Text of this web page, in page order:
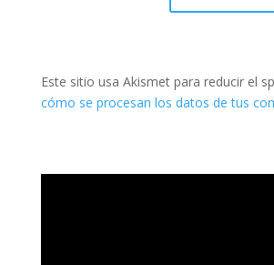
Este sitio usa Akismet para reducir el
cómo se procesan los datos de tus